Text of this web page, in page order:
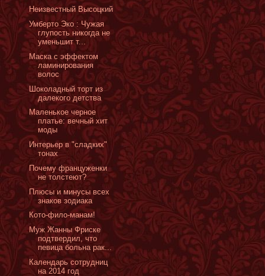
Неизвестный Высоцкий
Умберто Эко : Чужая
глупость никогда не
уменьшит т...
Маска с эффектом
ламинирования
волос
Шоколадный торт из
далекого детства
Маленькое черное
платье: вечный хит
моды
Интерьер в "сладких"
тонах
Почему француженки
не толстеют?
Плюсы и минусы всех
знаков зодиака
Кото-фило-манам!
Муж Жанны Фриске
подтвердил, что
певица больна рак...
Календарь сотрудниц
на 2014 год